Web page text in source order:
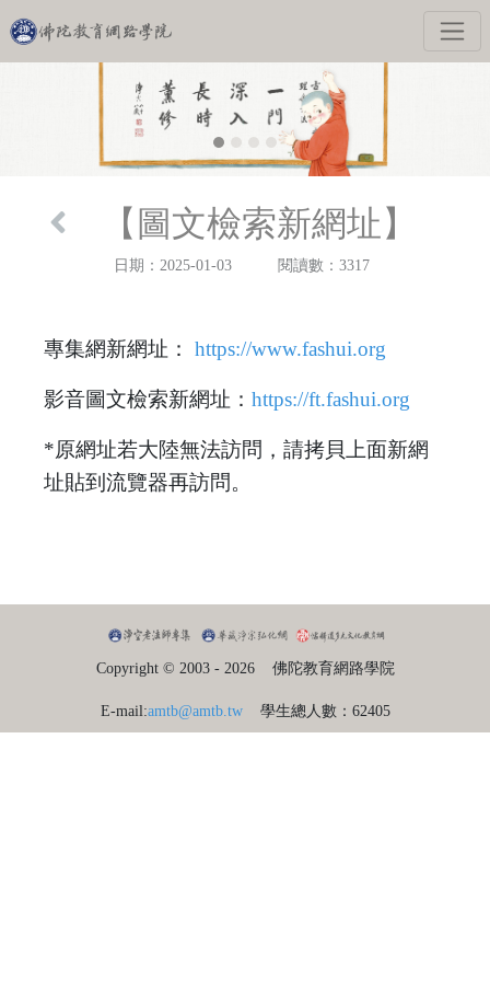
【圖文檢索新網址】
日期：2025-01-03 閱讀數：3317
專集網新網址： https://www.fashui.org
影音圖文檢索新網址： https://ft.fashui.org
*原網址若大陸無法訪問，請拷貝上面新網
址貼到流覽器再訪問。
Copyright © 2003 - 2026 佛陀教育網路學院
E-mail:amtb@amtb.tw 學生總人數：62405